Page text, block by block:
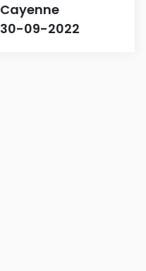
Cayenne
30-09-2022